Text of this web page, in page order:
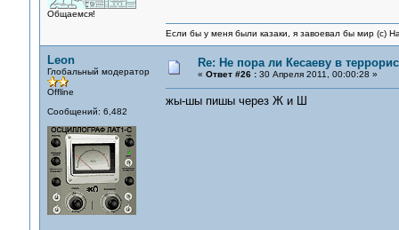
Общаемся!
Если бы у меня были казаки, я завоевал бы мир (с)
Leon
Глобальный модератор
Offline
Сообщений: 6,482
Re: Не пора ли Кесаеву в
« Ответ #26 :30 Апреля 2011, 00:00:28 »
жы-шы пишы через Ж и Ш